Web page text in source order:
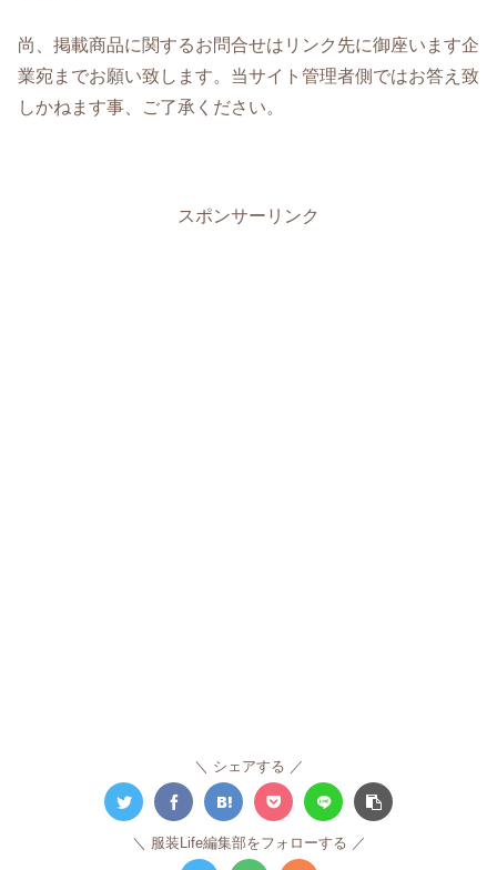
尚、掲載商品に関するお問合せはリンク先に御座います企
業宛までお願い致します。当サイト管理者側ではお答え致
しかねます事、ご了承ください。
スポンサーリンク
シェアする
服装Life編集部をフォローする